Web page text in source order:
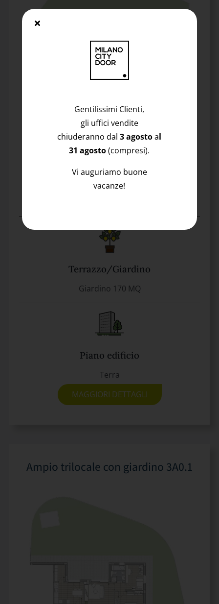
Superficie Appartamento
Terrazzo/Giardino
Giardino 170 MQ
Piano edificio
Terra
MAGGIORI DETTAGLI
Ampio trilocale con giardino 3A0.1
Gentilissimi Clienti,
gli uffici vendite
chiuderanno dal3 agostoal
31 agosto(compresi).
Vi auguriamo buone
vacanze!